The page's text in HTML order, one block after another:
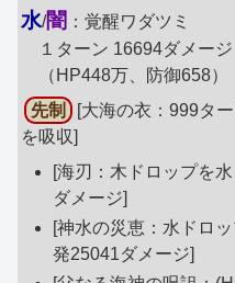
水/闇 ：覚醒ワダツミ
１ターン 16694ダメージ
（HP448万、防御658）
先制
[大海の衣：999タ
を吸収]
[海刃：木ドロップを
ダメージ]
[神水の災恵：水ドロ
発25041ダメージ]